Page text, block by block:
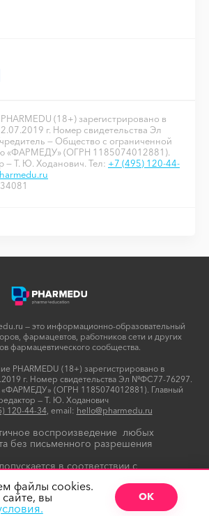
(18+) зарегистрировано в
г. Номер свидетельства Эл
— Общество с ограниченной
«ФАРМЕДУ» (ОГРН 1185074012881).
— Т. Ю. Ходанович. Тел: +7 (495) 120-44-
— это информационно-образовательный
фармацевтов, работников сети и других
фармацевтического сообщества.
PHARMEDU (18+) зарегистрировано в
г. Номер свидетельства Эл №ФС77-76297.
(ОГРН 1185074012881). Главный
— Т. Ю. Ходанович
120-44-34, email: hello@pharmedu.ru
воспроизведение любых
без письменного разрешения
в соответствии с
файлы cookies.
вы
ОК